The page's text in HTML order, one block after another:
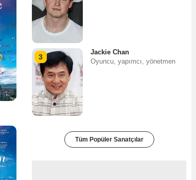
3
Jackie Chan
Oyuncu, yapımcı, yönetmen
Tüm Popüler Sanatçılar